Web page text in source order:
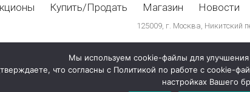
Купить/Продать Магазин Новости
125009, г. Москва, Никитский
Мы используем cookie-файлы для улучшения
что согласны с Политикой по работе с
настройках Вашего